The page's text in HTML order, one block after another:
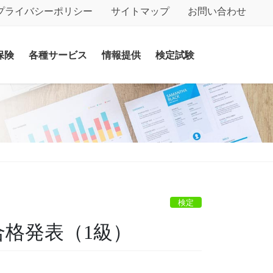
ライバシーポリシー サイトマップ お問い合わせ
険 各種サービス 情報提供 検定試験
検定
発表（1級）